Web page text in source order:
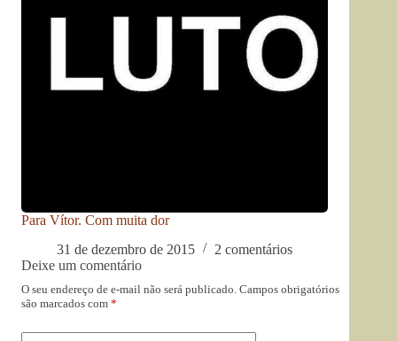
Para Vítor. Com muita dor
31 de dezembro de 2015
2 comentários
Deixe um comentário
O seu endereço de e-mail não será publicado. Campos obrigatórios
são marcados com *